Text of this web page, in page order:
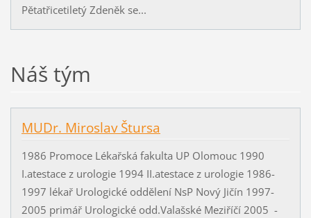
Pětatřicetiletý Zdeněk se...
Náš tým
MUDr. Miroslav Štursa
1986 Promoce Lékařská fakulta UP Olomouc 1990
I.atestace z urologie 1994 II.atestace z urologie 1986-
1997 lékař Urologické oddělení NsP Nový Jičín 1997-
2005 primář Urologické odd.Valašské Meziříčí 2005 -